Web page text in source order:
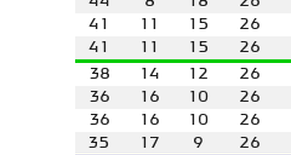
41
11 15 26
41
11 15 26
38
14 12 26
36
16 10 26
36
16 10 26
35
17 9 26